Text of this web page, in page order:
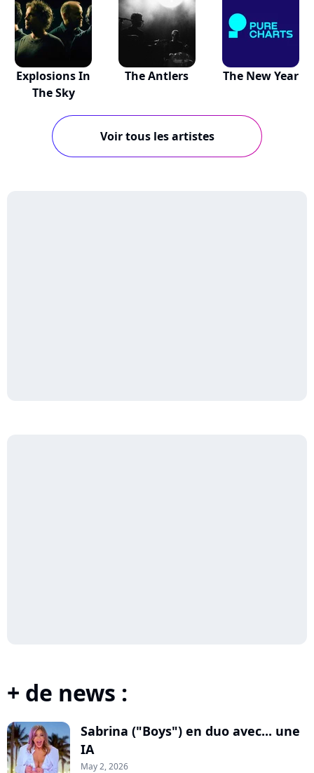
Explosions In
The Sky
The Antlers The New Year
Voir tous les artistes
+ de news :
Sabrina ("Boys") en duo avec... une
IA
May 2, 2026